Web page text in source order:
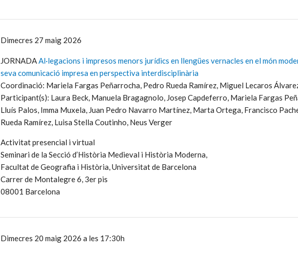
Dimecres 27 maig 2026
JORNADA Al·legacions i impresos menors jurídics en llengües vernacles en el món
seva comunicació impresa en perspectiva interdisciplinària
Coordinació: Mariela Fargas Peñarrocha, Pedro Rueda Ramírez, Miguel Lecaros
Participant(s): Laura Beck, Manuela Bragagnolo, Josep Capdeferro, Mariela Fargas
Lluís Palos, Imma Muxela, Juan Pedro Navarro Martínez, Marta Ortega, Francisco
Rueda Ramírez, Luisa Stella Coutinho, Neus Verger
Activitat presencial i virtual
Seminari de la Secció d’Història Medieval i Història Moderna,
Facultat de Geografia i Història, Universitat de Barcelona
Carrer de Montalegre 6, 3er pis
08001 Barcelona
Dimecres 20 maig 2026 a les 17:30h